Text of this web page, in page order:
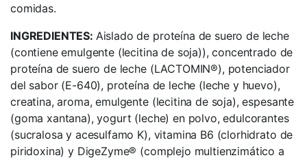
comidas.
INGREDIENTES: Aislado de proteína de suero de leche
(contiene emulgente (lecitina de soja)), concentrado de
proteína de suero de leche (LACTOMIN®), potenciador
del sabor (E-640), proteína de leche (leche y huevo),
creatina, aroma, emulgente (lecitina de soja), espesante
(goma xantana), yogurt (leche) en polvo, edulcorantes
(sucralosa y acesulfamo K), vitamina B6 (clorhidrato de
piridoxina) y DigeZyme® (complejo multienzimático a